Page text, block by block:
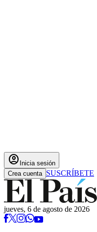
account_circle Inicia sesión
Crea cuenta SUSCRÍBETE
jueves, 6 de agosto de 2026